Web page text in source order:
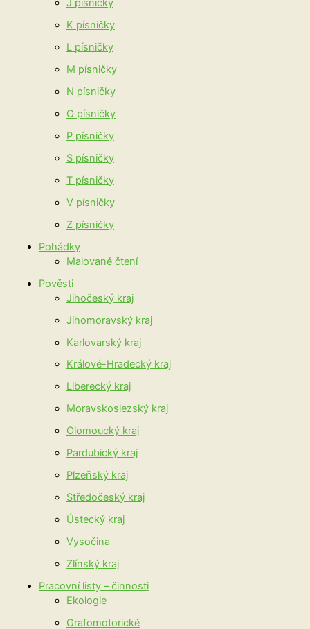
J písničky
K písničky
L písničky
M písničky
N písničky
O písničky
P písničky
S písničky
T písničky
V písničky
Z písničky
Pohádky
Malované čtení
Pověsti
Jihočeský kraj
Jihomoravský kraj
Karlovarský kraj
Králové-Hradecký kraj
Liberecký kraj
Moravskoslezský kraj
Olomoucký kraj
Pardubický kraj
Plzeňský kraj
Středočeský kraj
Ústecký kraj
Vysočina
Zlínský kraj
Pracovní listy – činnosti
Ekologie
Grafomotorické